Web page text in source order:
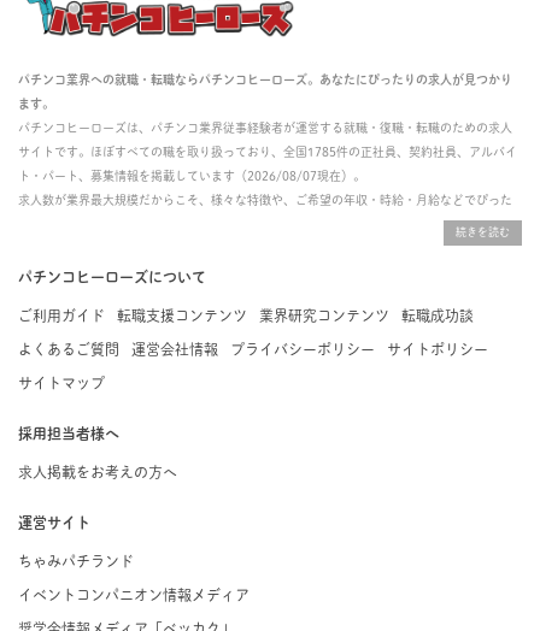
パチンコ業界への就職・転職ならパチンコヒーローズ。あなたにぴったりの求人が見つかり
ます。
パチンコヒーローズは、パチンコ業界従事経験者が運営する就職・復職・転職のための求人
サイトです。ほぼすべての職を取り扱っており、全国1785件の正社員、契約社員、アルバイ
ト・パート、募集情報を掲載しています（2026/08/07現在）。
求人数が業界最大規模だからこそ、様々な特徴や、ご希望の年収・時給・月給などでぴった
りな求人を探すことができ、ご利用者の約96%の方に「満足」とお答えいただいています。
掲載している求人は、すべて契約法人様から寄せられた正規の求人情報です。応募いただい
た内容はすぐに直接事業所に届くためスムーズに転職・復職できます。
パチンコヒーローズについて
ご利用ガイド 転職支援コンテンツ 業界研究コンテンツ 転職成功談
よくあるご質問 運営会社情報 プライバシーポリシー サイトポリシー
サイトマップ
採用担当者様へ
求人掲載をお考えの方へ
運営サイト
ちゃみパチランド
イベントコンパニオン情報メディア